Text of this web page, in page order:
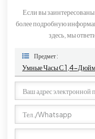
Если вы
более подробную
здесь, мы
Предмет :